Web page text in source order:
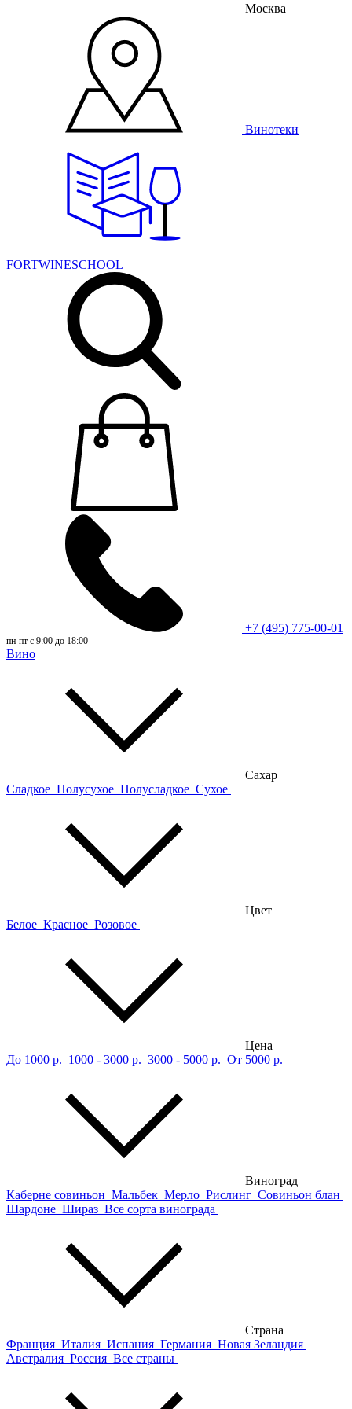
Москва
Винотеки
FORTWINESCHOOL
+7 (495) 775-00-01
пн-пт с 9:00 до 18:00
Вино
Сахар
Сладкое Полусухое Полусладкое Сухое
Цвет
Белое Красное Розовое
Цена
До 1000 р. 1000 - 3000 р. 3000 - 5000 р. От 5000 р.
Виноград
Каберне совиньон Мальбек Мерло Рислинг Совиньон блан
Шардоне Шираз Все сорта винограда
Страна
Франция Италия Испания Германия Новая Зеландия
Австралия Россия Все страны